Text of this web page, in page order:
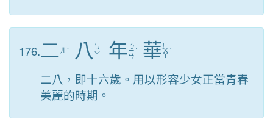
176.二 ㄦ ˋ 八 ㄅ
ㄚ
年ㄋ
ㄧ
ㄢ
ˊ 華ㄏ
ㄨ
ㄚ
ˊ
二八，即十六歲。用以形容少女正當青春
美麗的時期。